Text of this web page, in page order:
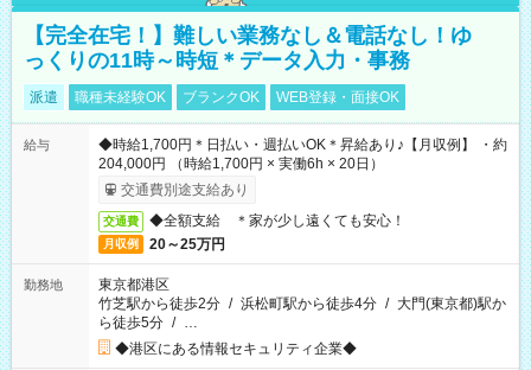
【完全在宅！】難しい業務なし＆電話なし！ゆ
っくりの11時～時短＊データ入力・事務
派遣 職種未経験OK ブランクOK WEB登録・面接OK
給与
◆時給1,700円＊日払い・週払いOK＊昇給あり♪【月収例】 ・約
204,000円 （時給1,700円 × 実働6h × 20日）
交通費別途支給あり
交通費 ◆全額支給 ＊家が少し遠くても安心！
月収例 20～25万円
勤務地
東京都港区
竹芝駅から徒歩2分 / 浜松町駅から徒歩4分 / 大門(東京都)駅か
ら徒歩5分 / …
◆港区にある情報セキュリティ企業◆